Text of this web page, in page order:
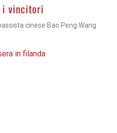
i vincitori
cinese Bao Peng Wang